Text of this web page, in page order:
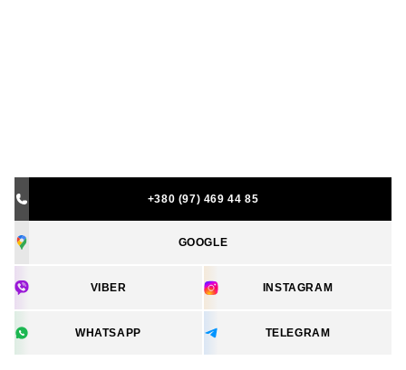
+380 (97) 469 44 85
GOOGLE
VIBER INSTAGRAM
WHATSAPP TELEGRAM